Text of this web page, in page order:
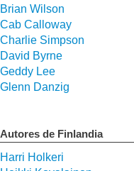
Brian Wilson
Cab Calloway
Charlie Simpson
David Byrne
Geddy Lee
Glenn Danzig
Autores de Finlandia
Harri Holkeri